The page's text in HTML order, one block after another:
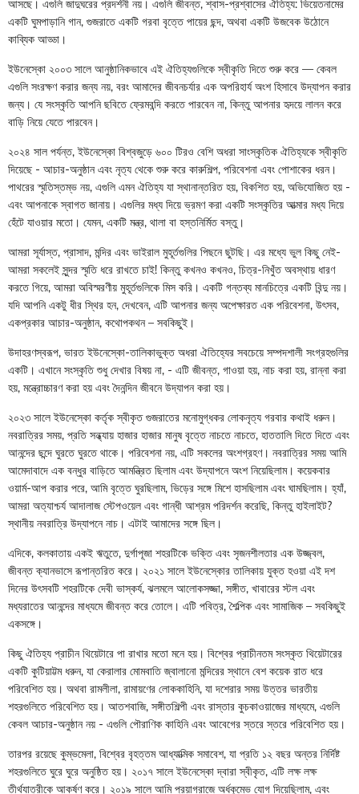
আসছে। এগুলি জাদুঘরের প্রদর্শনী নয়। এগুলি জীবন্ত, শ্বাস-প্রশ্বাসের ঐতিহ্য: ভিয়েতনামের
একটি ঘুমপাড়ানি গান, গুজরাতে একটি গরবা বৃত্তে পায়ের ছন্দ, অথবা একটি উজবেক উঠোনে
কাব্যিক আড্ডা।
ইউনেস্কো ২০০৩ সালে আনুষ্ঠানিকভাবে এই ঐতিহ্যগুলিকে স্বীকৃতি দিতে শুরু করে — কেবল
এগুলি সংরক্ষণ করার জন্য নয়, বরং আমাদের জীবনচর্যার এক অপরিহার্য অংশ হিসাবে উদ্‌যাপন করার
জন্য। যে সংস্কৃতি আপনি ছবিতে ফ্রেমবন্দি করতে পারবেন না, কিন্তু আপনার হৃদয়ে লালন করে
বাড়ি নিয়ে যেতে পারবেন।
২০২৪ সাল পর্যন্ত, ইউনেস্কো বিশ্বজুড়ে ৬০০ টিরও বেশি অধরা সাংস্কৃতিক ঐতিহ্যকে স্বীকৃতি
দিয়েছে - আচার-অনুষ্ঠান এবং নৃত্য থেকে শুরু করে কারুশিল্প, পরিবেশনা এবং পোশাকের ধরন।
পাথরের স্মৃতিস্তম্ভ নয়, এগুলি এমন ঐতিহ্য যা স্থানান্তরিত হয়, বিকশিত হয়, অভিযোজিত হয় -
এবং আপনাকে স্বাগত জানায়। এগুলির মধ্য দিয়ে ভ্রমণ করা একটি সংস্কৃতির আত্মার মধ্য দিয়ে
হেঁটে যাওয়ার মতো। যেমন, একটি মন্ত্র, থালা বা হস্তনির্মিত বস্তু।
আমরা সূর্যাস্ত, প্রাসাদ, মন্দির এবং ভাইরাল মুহূর্তগুলির পিছনে ছুটছি। এর মধ্যে ভুল কিছু নেই-
আমরা সকলেই সুন্দর স্মৃতি ধরে রাখতে চাই! কিন্তু কখনও কখনও, চিত্র-নিখুঁত অবস্থায় ধারণ
করতে গিয়ে, আমরা অবিস্মরণীয় মুহূর্তগুলিকে মিস করি। একটি গন্তব্য মানচিত্রে একটি বিন্দু নয়।
যদি আপনি একটু ধীর স্থির হন, দেখবেন, এটি আপনার জন্য অপেক্ষারত এক পরিবেশনা, উৎসব,
একপ্রকার আচার-অনুষ্ঠান, কথোপকথন – সবকিছুই।
উদাহরণস্বরূপ, ভারত ইউনেস্কো-তালিকাভুক্ত অধরা ঐতিহ্যের সবচেয়ে সম্পদশালী সংগ্রহগুলির
একটি। এখানে সংস্কৃতি শুধু দেখার বিষয় না, - এটি জীবন্ত, গাওয়া হয়, নাচ করা হয়, রান্না করা
হয়, মন্ত্রোচ্চারণ করা হয় এবং দৈনন্দিন জীবনে উদ্‌যাপন করা হয়।
২০২৩ সালে ইউনেস্কো কর্তৃক স্বীকৃত গুজরাতের মনোমুগ্ধকর লোকনৃত্য গরবার কথাই ধরুন।
নবরাত্রির সময়, প্রতি সন্ধ্যায় হাজার হাজার মানুষ বৃত্তে নাচতে নাচতে, হাততালি দিতে দিতে এবং
আনন্দের ছন্দে ঘুরতে ঘুরতে থাকে। পরিবেশনা নয়, এটি সকলের অংশগ্রহণ। নবরাত্রির সময় আমি
আমেদাবাদে এক বন্ধুর বাড়িতে আমন্ত্রিত ছিলাম এবং উদ্‌যাপনে অংশ নিয়েছিলাম। কয়েকবার
ওয়ার্ম-আপ করার পরে, আমি বৃত্তে ঘুরছিলাম, ভিড়ের সঙ্গে মিশে হাসছিলাম এবং ঘামছিলাম। হ্যাঁ,
আমরা অত্যাশ্চর্য আদালাজ স্টেপওয়েল এবং গান্ধী আশ্রম পরিদর্শন করেছি, কিন্তু হাইলাইট?
স্থানীয় নবরাত্রি উদ্‌যাপনে নাচ। এটাই আমাদের সঙ্গে ছিল।
এদিকে, কলকাতায় একই ঋতুতে, দুর্গাপূজা শহরটিকে ভক্তি এবং সৃজনশীলতার এক উজ্জ্বল,
জীবন্ত ক্যানভাসে রূপান্তরিত করে। ২০২১ সালে ইউনেস্কোর তালিকায় যুক্ত হওয়া এই দশ
দিনের উৎসবটি শহরটিকে দেবী ভাস্কর্য, ঝলমলে আলোকসজ্জা, সঙ্গীত, খাবারের স্টল এবং
মধ্যরাতের আনন্দের মাধ্যমে জীবন্ত করে তোলে। এটি পবিত্র, শৈল্পিক এবং সামাজিক – সবকিছুই
একসঙ্গে।
কিছু ঐতিহ্য প্রাচীন থিয়েটারে পা রাখার মতো মনে হয়। বিশ্বের প্রাচীনতম সংস্কৃত থিয়েটারের
একটি কুটিয়াট্টম ধরুন, যা কেরালার মোমবাতি জ্বালানো মন্দিরের স্থানে বেশ কয়েক রাত ধরে
পরিবেশিত হয়। অথবা রামলীলা, রামায়ণের লোককাহিনি, যা দশেরার সময় উত্তর ভারতীয়
শহরগুলিতে পরিবেশিত হয়। আতশবাজি, সঙ্গীতশিল্পী এবং রাস্তার কুচকাওয়াজের মাধ্যমে, এগুলি
কেবল আচার-অনুষ্ঠান নয় - এগুলি পৌরাণিক কাহিনি এবং আবেগের স্তরে স্তরে পরিবেশিত হয়।
তারপর রয়েছে কুম্ভমেলা, বিশ্বের বৃহত্তম আধ্যাত্মিক সমাবেশ, যা প্রতি ১২ বছর অন্তর নির্দিষ্ট
শহরগুলিতে ঘুরে ঘুরে অনুষ্ঠিত হয়। ২০১৭ সালে ইউনেস্কো দ্বারা স্বীকৃত, এটি লক্ষ লক্ষ
তীর্থযাত্রীকে আকর্ষণ করে। ২০১৯ সালে আমি প্রয়াগরাজে অর্ধকুম্ভে যোগ দিয়েছিলাম, এবং